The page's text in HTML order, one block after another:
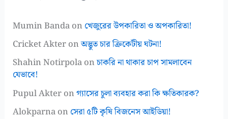
Mumin Bandaon খেজুরের উপকারিতা ও অপকারিতা!
Cricket Akteronঅদ্ভুত চার ক্রিকেটীয় ঘটনা!
Shahin Notirpolaonচাকরি না থাকার চাপ সামলাবেন
যেভাবে!
Pupul Akteronগ্যাসের চুলা ব্যবহার করা কি ক্ষতিকারক?
Alokparnaon সেরা ৫টি কৃষি বিজনেস আইডিয়া!